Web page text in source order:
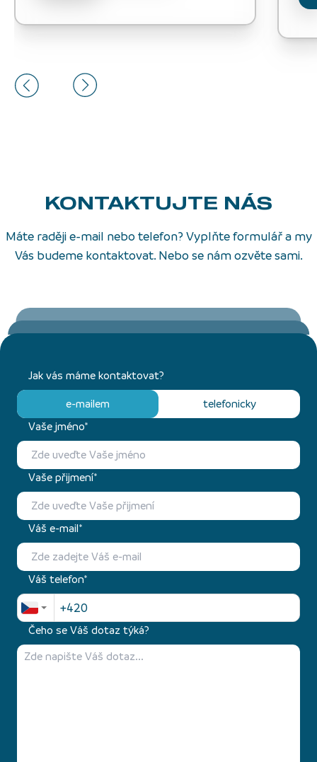
KONTAKTUJTE NÁS
Máte raději e-mail nebo telefon? Vyplňte formulář a my
Vás budeme kontaktovat. Nebo se nám ozvěte sami.
Jak vás máme kontaktovat?
e-mailem
telefonicky
Vaše jméno*
Vaše přijmení*
Váš e-mail*
Váš telefon*
Čeho se Váš dotaz týká?